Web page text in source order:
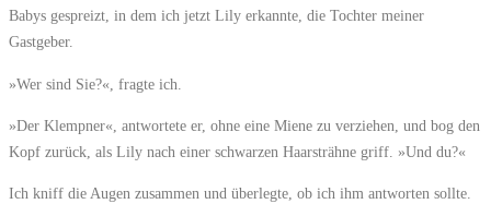
Babys gespreizt, in dem ich jetzt Lily erkannte, die Tochter meiner
Gastgeber.
»Wer sind Sie?«, fragte ich.
»Der Klempner«, antwortete er, ohne eine Miene zu verziehen, und bog den
Kopf zurück, als Lily nach einer schwarzen Haarsträhne griff. »Und du?«
Ich kniff die Augen zusammen und überlegte, ob ich ihm antworten sollte.